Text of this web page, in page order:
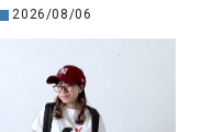
2026/08/06